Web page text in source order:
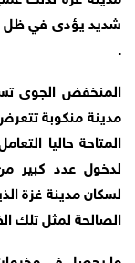
شديد يؤدى في ظل
.
المنخفض الجوى
مدينة منكوبة تتعرض
المتاحة حاليا
لدخول عدد كبير من
لسكان مدينة غزة
الصالحة لمثل تلك